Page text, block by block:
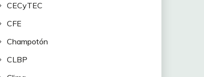
CECyTEC
CFE
Champotón
CLBP